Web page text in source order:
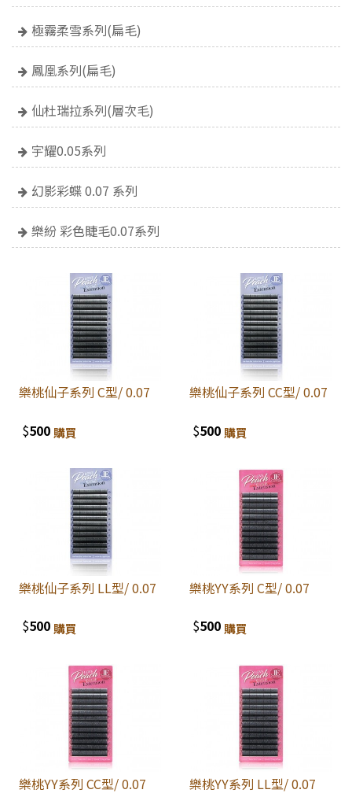
極霧柔雪系列(扁毛)
鳳凰系列(扁毛)
仙杜瑞拉系列(層次毛)
宇耀0.05系列
幻影彩蝶 0.07 系列
樂紛 彩色睫毛0.07系列
樂桃仙子系列 C型/ 0.07
$500購買
樂桃仙子系列 CC型/ 0.07
$500 購買
樂桃仙子系列 LL型/ 0.07
$500 購買
樂桃YY系列 C型/ 0.07
$500 購買
樂桃YY系列 CC型/ 0.07 樂桃YY系列 LL型/ 0.07